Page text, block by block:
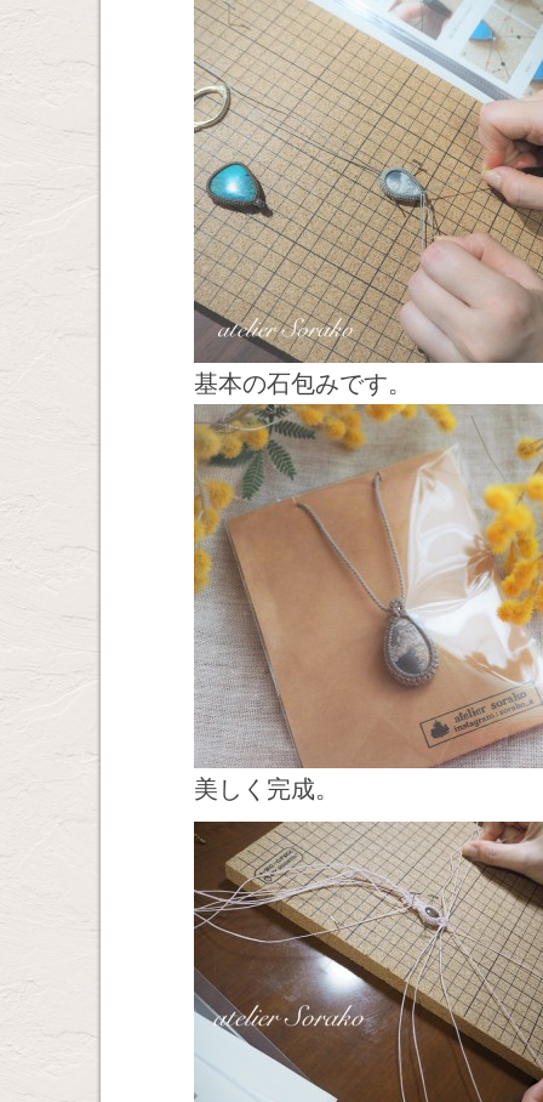
基本の石包みです。
美しく完成。